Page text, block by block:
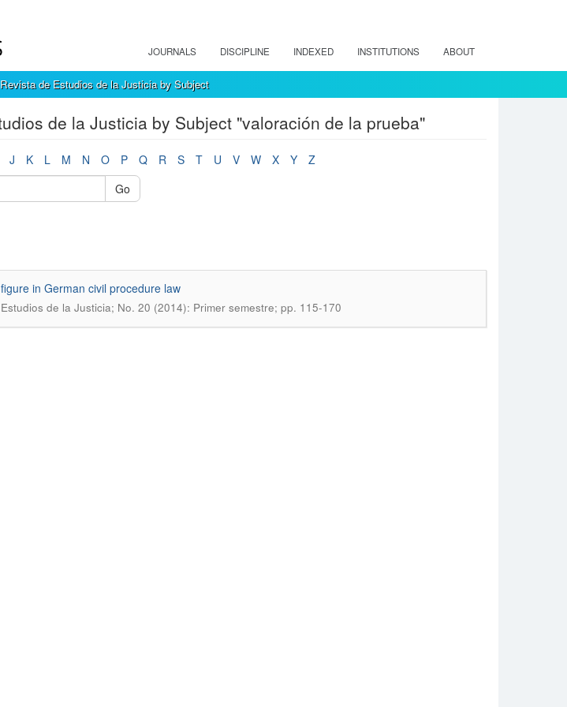
JOURNALS DISCIPLINE INDEXED INSTITUTIONS ABOUT
de Estudios de la Justicia by Subject
de la Justicia by Subject "valoración de la prueba"
J K L M N O P Q R S T U V W X Y
Z
Go
in German civil procedure law
de la Justicia; No. 20 (2014): Primer semestre; pp. 115-170